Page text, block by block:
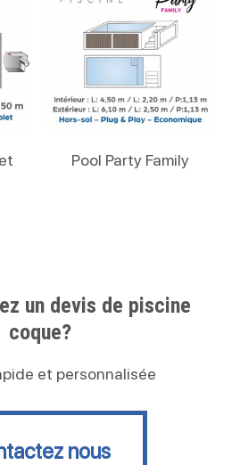
Pool Party Family
un devis de piscine
coque?
et personnalisée
nous